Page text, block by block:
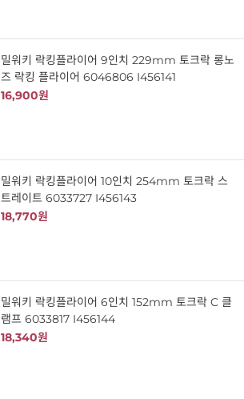
밀워키 락킹플라이어 9인치 229mm 토크락 롱노
즈 락킹 플라이어 6046806 I456141
16,900원
밀워키 락킹플라이어 10인치 254mm 토크락 스
트레이트 6033727 I456143
18,770원
밀워키 락킹플라이어 6인치 152mm 토크락 C 클
램프 6033817 I456144
18,340원